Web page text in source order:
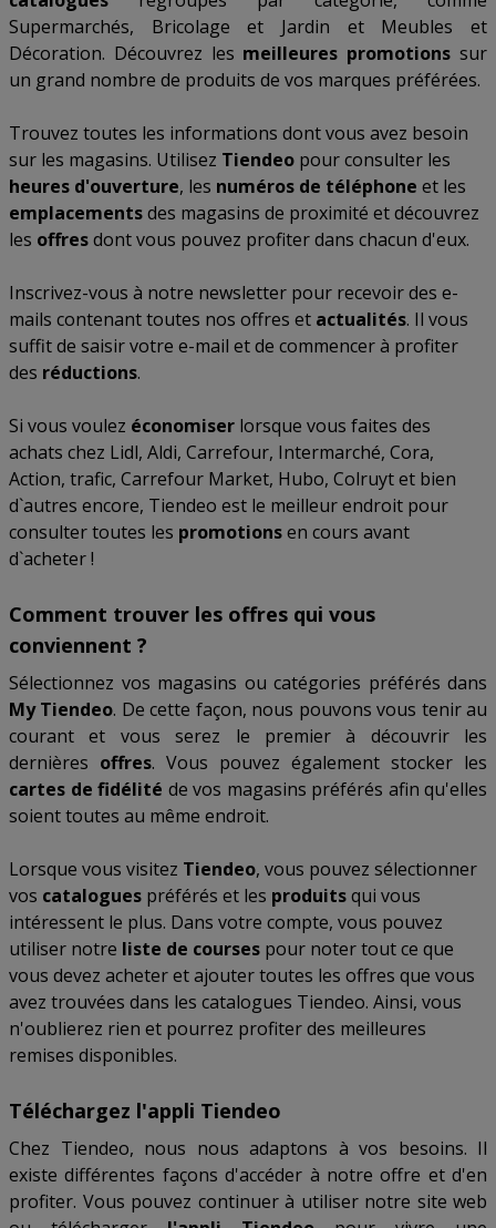
Supermarchés, Bricolage et Jardin et Meubles et
Décoration. Découvrez les meilleures promotions sur
un grand nombre de produits de vos marques préférées.
Trouvez toutes les informations dont vous avez besoin
sur les magasins. Utilisez Tiendeo pour consulter les
heures d'ouverture, les numéros de téléphone et les
emplacementsdes magasins de proximité et découvrez
les offresdont vous pouvez profiter dans chacun d'eux.
Inscrivez-vous à notre newsletter pour recevoir des e-
mails contenant toutes nos offres et actualités. Il vous
suffit de saisir votre e-mail et de commencer à profiter
des réductions.
Si vous voulez économiser lorsque vous faites des
achats chez Lidl, Aldi, Carrefour, Intermarché, Cora,
Action, trafic, Carrefour Market, Hubo, Colruytet bien
d`autres encore, Tiendeo est le meilleur endroit pour
consulter toutes les promotionsen cours avant
d`acheter !
Comment trouver les offres qui vous
conviennent ?
Sélectionnez vos magasins ou catégories préférés dans
My Tiendeo. De cette façon, nous pouvons vous tenir au
courant et vous serez le premier à découvrir les
dernières offres. Vous pouvez également stocker les
cartes de fidélité de vos magasins préférés afin qu'elles
soient toutes au même endroit.
Lorsque vous visitez Tiendeo, vous pouvez sélectionner
vos catalogues préférés et les produitsqui vous
intéressent le plus. Dans votre compte, vous pouvez
utiliser notre liste de courses pour noter tout ce que
vous devez acheter et ajouter toutes les offres que vous
avez trouvées dans les catalogues Tiendeo. Ainsi, vous
n'oublierez rien et pourrez profiter des meilleures
remises disponibles.
Téléchargez l'appli Tiendeo
Chez Tiendeo, nous nous adaptons à vos besoins. Il
existe différentes façons d'accéder à notre offre et d'en
profiter. Vous pouvez continuer à utiliser notre site web